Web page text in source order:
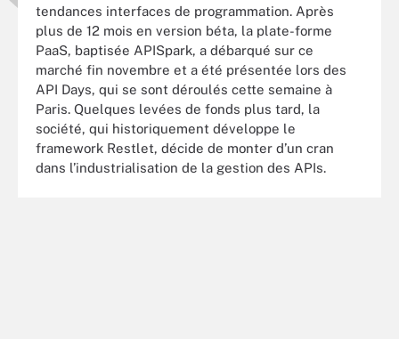
tendances interfaces de programmation. Après
plus de 12 mois en version béta, la plate-forme
PaaS, baptisée APISpark, a débarqué sur ce
marché fin novembre et a été présentée lors des
API Days, qui se sont déroulés cette semaine à
Paris. Quelques levées de fonds plus tard, la
société, qui historiquement développe le
framework Restlet, décide de monter d’un cran
dans l’industrialisation de la gestion des APIs.